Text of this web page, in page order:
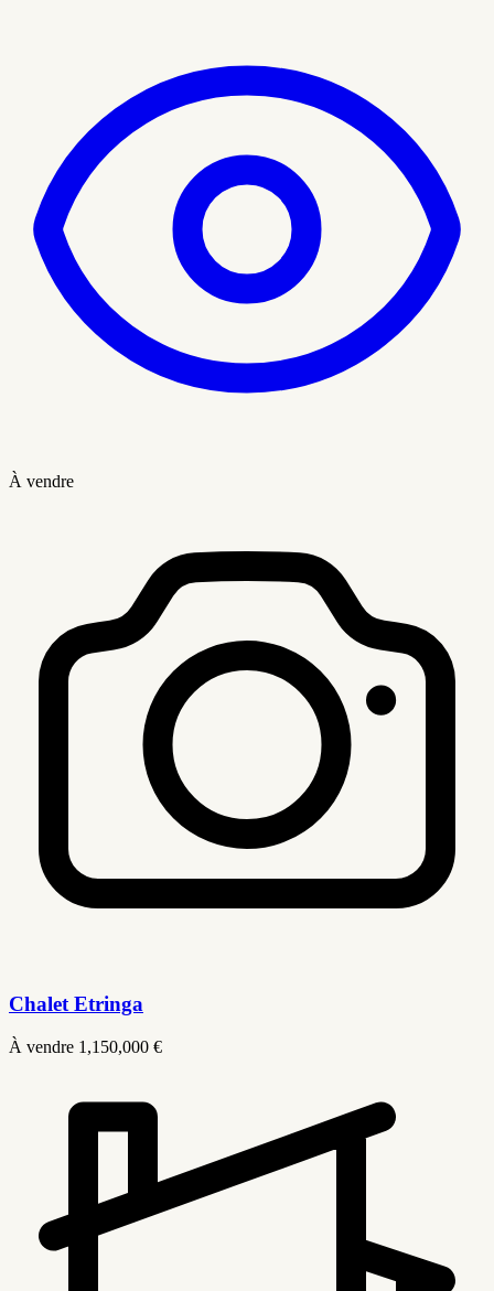
À vendre
Chalet Etringa
À vendre 1,150,000 €